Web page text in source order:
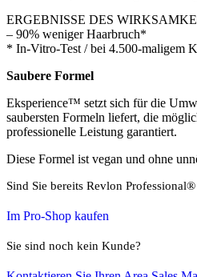
ERGEBNISSE DES
– 90% weniger Haarbruch*
* In-Vitro-Test / bei 4.500-maligem
Saubere Formel
Eksperience™ setzt sich für die
saubersten Formeln liefert, die
professionelle Leistung garantiert.
Diese Formel ist vegan und ohne
Sind Sie bereits Revlon
Im Pro-Shop kaufen
Sie sind noch kein Kunde?